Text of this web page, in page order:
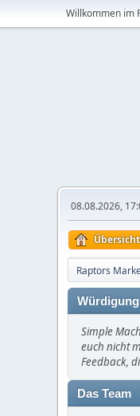
Willkommen im
08.08.2026,
Übersicht
Raptors
Würdigung
Simple
euch nicht
Feedback,
Das Team